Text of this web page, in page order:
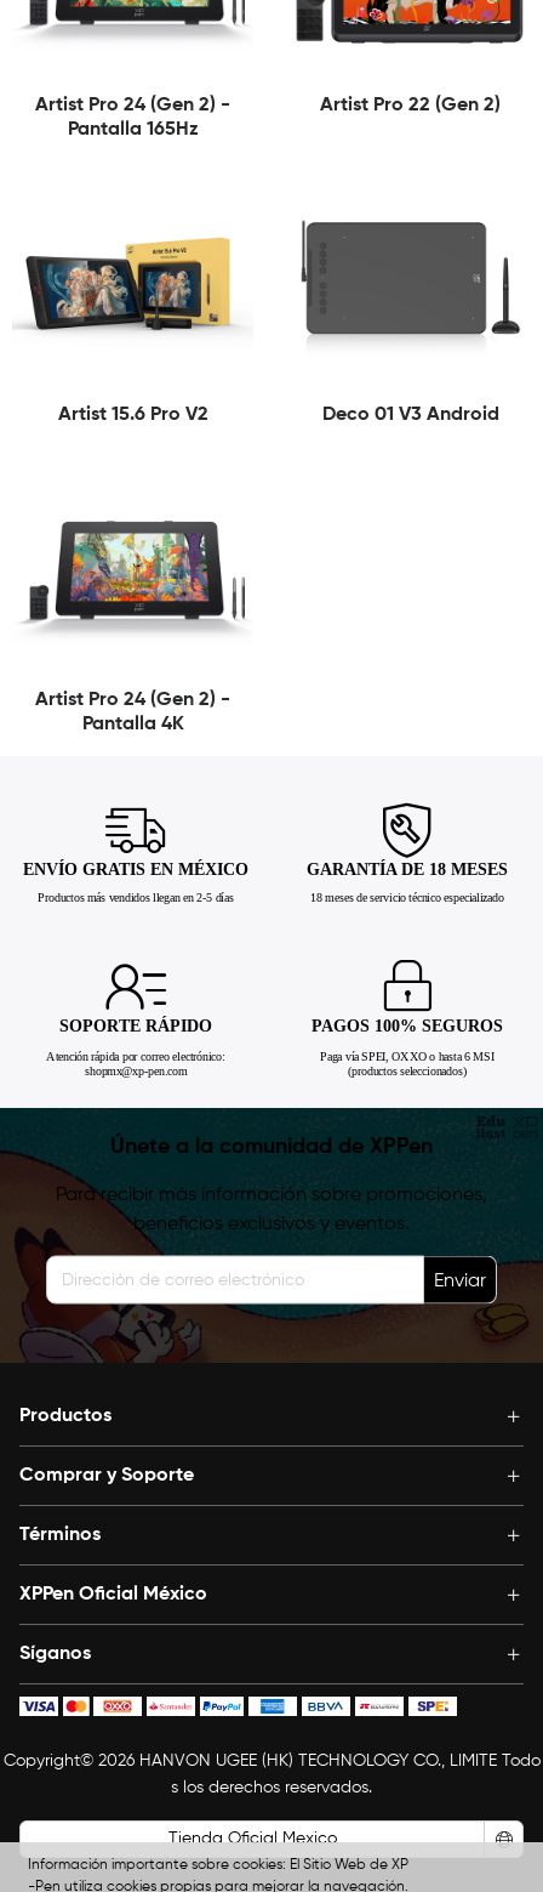
Artist Pro 24 (Gen 2) -
Pantalla 165Hz
Artist Pro 22 (Gen 2)
Artist 15.6 Pro V2 Deco 01 V3 Android
Artist Pro 24 (Gen 2) -
Pantalla 4K
ENVÍO GRATIS EN MÉXICO
Productos más vendidos llegan en 2-5 días
GARANTÍA DE 18 MESES
18 meses de servicio técnico especializado
SOPORTE RÁPIDO
Atención rápida por correo electrónico:
shopmx@xp-pen.com
PAGOS 100% SEGUROS
Paga vía SPEI, OXXO o hasta 6 MSI
(productos seleccionados)
Únete a la comunidad de XPPen
Para recibir más información sobre promociones,
beneficios exclusivos y eventos.
Enviar
Productos
Comprar y Soporte
Términos
XPPen Oficial México
Síganos
Copyright© 2026 HANVON UGEE (HK) TECHNOLOGY CO., LIMITE Todo
s los derechos reservados.
Información importante sobre cookies: El Sitio Web de XP
-Pen utiliza cookies propias para mejorar la navegación.
Tienda Oficial Mexico